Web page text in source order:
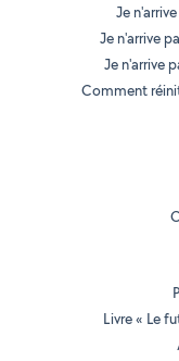
Je
Je n'arrive
Je n'arrive
Comment
Livre « Le